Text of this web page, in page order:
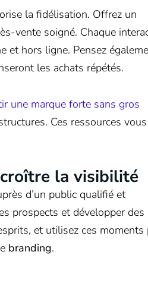
la fidélisation. Offrez un
vente soigné. Chaque
et hors ligne. Pensez
les achats répétés.
une marque forte sans gros
Ces ressources vous
la visibilité
d’un public qualifié et
prospects et développer des
et utilisez ces moments
branding.